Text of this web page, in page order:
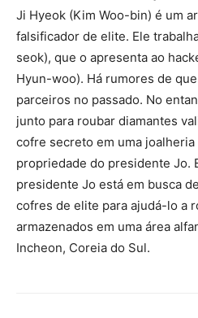
Ji Hyeok (Kim Woo-bin) é um
falsificador de elite. Ele
seok), que o apresenta ao
Hyun-woo). Há rumores de
parceiros no passado. No
junto para roubar diamantes
cofre secreto em uma
propriedade do presidente Jo.
presidente Jo está em busca
cofres de elite para ajudá-lo a
armazenados em uma área
Incheon, Coreia do Sul.